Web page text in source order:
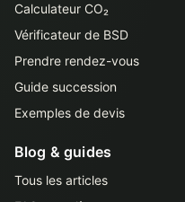
Calculateur CO₂
Vérificateur de BSD
Prendre rendez-vous
Guide succession
Exemples de devis
Blog & guides
Tous les articles